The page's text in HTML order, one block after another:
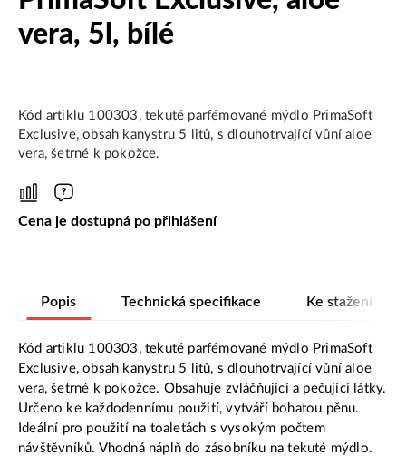
vera, 5l, bílé
Kód artiklu 100303, tekuté parfémované mýdlo PrimaSoft
Exclusive, obsah kanystru 5 litů, s dlouhotrvající vůní aloe
vera, šetrné k pokožce.
Cena je dostupná po přihlášení
Popis Technická specifikace Ke stažení
Kód artiklu 100303, tekuté parfémované mýdlo PrimaSoft
Exclusive, obsah kanystru 5 litů, s dlouhotrvající vůní aloe
vera, šetrné k pokožce. Obsahuje zvláčňující a pečující látky.
Určeno ke každodennímu použití, vytváří bohatou pěnu.
Ideální pro použití na toaletách s vysokým počtem
návštěvníků. Vhodná náplň do zásobníku na tekuté mýdlo.